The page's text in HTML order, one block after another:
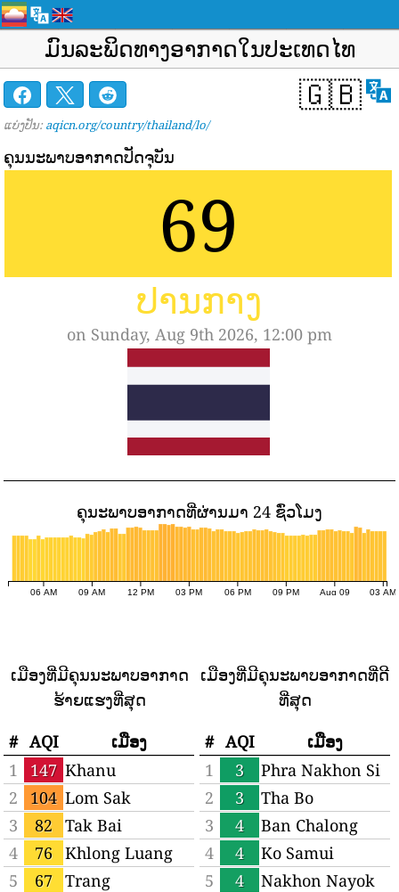
ມົນ​ລະ​ພິດ​ທາງ​ອາ​ກາດ​ໃນ​ປະ​ເທດ​ໄທ​
🇬🇧
ແບ່ງປັນ: aqicn.org/country/thailand/lo/
ຄຸນນະພາບອາກາດປັດຈຸບັນ
69
ປານກາງ
on Sunday, Aug 9th 2026, 12:00 pm
ຄຸນະພາບອາກາດທີ່ຜ່ານມາ 24 ຊົ່ວໂມງ
06 AM 09 AM 12 PM 03 PM 06 PM 09 PM Aug 09 03 AM
ເມືອງ​ທີ່​ມີ​ຄຸນ​ນະ​ພາບ​ອາ​ກາດ​
ຮ້າຍ​ແຮງ​ທີ່​ສຸດ
# AQI
ເມືອງ
1
147 Khanu
Woralaksaburi
2 104 Lom Sak
3
82
Tak Bai
4
76
Khlong Luang
5
67
Trang
ເມືອງທີ່ມີຄຸນະພາບອາກາດທີ່ດີ
ທີ່ສຸດ
# AQI
ເມືອງ
1
3
Phra Nakhon Si
Ayutthaya
2 3
Tha Bo
3
4
Ban Chalong
4
4
Ko Samui
5
4
Nakhon Nayok